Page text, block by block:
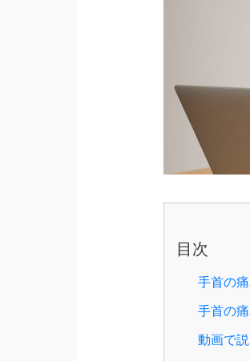
目次
手首の痛
手首の
動画で